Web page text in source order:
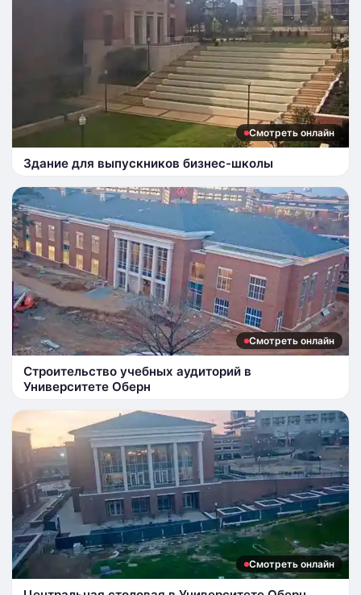
Смотреть онлайн
Здание для выпускников бизнес-школы
Смотреть онлайн
Строительство учебных аудиторий в
Университете Оберн
Смотреть онлайн